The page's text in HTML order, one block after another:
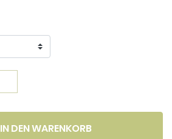
IN DEN WARENKORB